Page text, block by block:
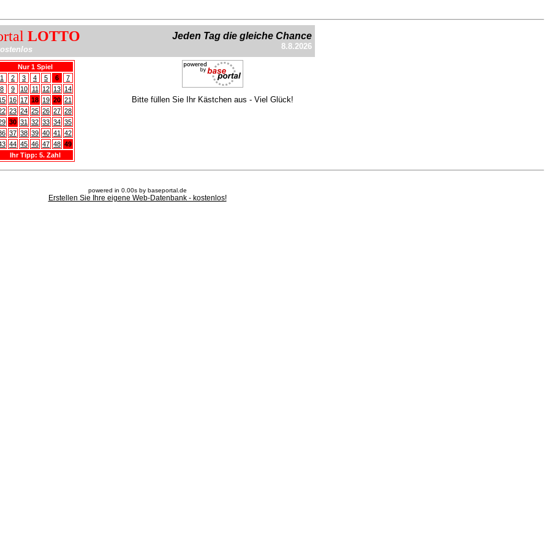
LOTTO Jeden Tag die gleiche Chance
8.8.2026
Nur 1 Spiel
1
2 3 4 5 6
7
8
9 10 11 12 13 14
16 17 18 19 20 21
23 24 25 26 27 28
30 31 32 33 34 35
37 38 39 40 41
42
44 45 46 47 48 49
Ihr Tipp: 5. Zahl
Bitte füllen Sie Ihr Kästchen aus - Viel Glück!
powered in 0.00s by baseportal.de
Erstellen Sie Ihre eigene Web-Datenbank - kostenlos!